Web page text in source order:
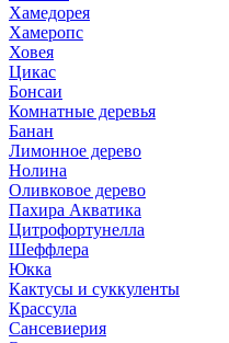
Хамедорея
Хамеропс
Ховея
Цикас
Бонсаи
Комнатные деревья
Банан
Лимонное дерево
Нолина
Оливковое дерево
Пахира Акватика
Цитрофортунелла
Шеффлера
Юкка
Кактусы и суккуленты
Крассула
Сансевиерия